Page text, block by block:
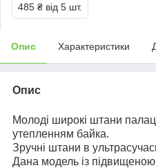
485 ₴ від 5 шт.
Опис Характеристики
Опис
Молоді широкі штани
утепленням байка.
Зручні штани в
Дана модель із